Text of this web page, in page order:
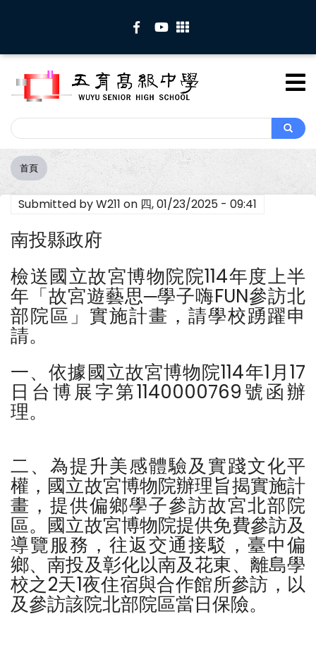
內
Search
Search
導
航
連
首頁
Submitted byW211 on 四, 01/23/2025 - 09:41
南投縣政府
檢送國立故宮博物院院114年度上半
年「故宮遊藝思─學子嗨FUN參訪北
部院區」實施計畫，請學校踴躍申
請。
一、依據國立故宮博物院114年1月17
日台博展字第1140000769號函辦
理。
二、為提升美感體驗及實踐文化平
權，國立故宮博物院辦理旨揭實施計
畫，提供偏鄉學子參訪故宮北部院
區。國立故宮博物院提供免費參訪及
導覽服務，往返交通接駁，臺中偏
鄉、南投及彰化以南及花東、離島學
校之2天1夜住宿與合作館所參訪，以
及參訪該院北部院區當日保險。